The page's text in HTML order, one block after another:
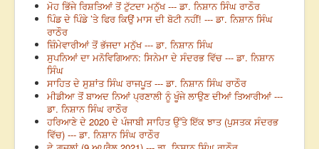
ਮੋਹ ਭਿੱਜੇ ਰਿਸ਼ਤਿਆਂ ਤੋਂ ਟੁੱਟਦਾ ਮਨੁੱਖ --- ਡਾ. ਨਿਸ਼ਾਨ ਸਿੰਘ ਰਾਠੌਰ
ਪਿੰਡ ਦੇ ਪਿੰਡੇ ’ਤੇ ਫਿਰ ਕਿਉਂ ਮਾਸ ਦੀ ਬੋਟੀ ਨਹੀਂ! --- ਡਾ. ਨਿਸ਼ਾਨ ਸਿੰਘ
ਰਾਠੌਰ
ਜ਼ਿੰਮੇਵਾਰੀਆਂ ਤੋਂ ਭੱਜਦਾ ਮਨੁੱਖ --- ਡਾ. ਨਿਸ਼ਾਨ ਸਿੰਘ
ਸੁਪਨਿਆਂ ਦਾ ਮਨੋਵਿਗਿਆਨ: ਸਿਨੇਮਾ ਦੇ ਸੰਦਰਭ ਵਿੱਚ --- ਡਾ. ਨਿਸ਼ਾਨ
ਸਿੰਘ
ਸਾਹਿਤ ਦੇ ਸੁਸ਼ਾਂਤ ਸਿੰਘ ਰਾਜਪੂਤ --- ਡਾ. ਨਿਸ਼ਾਨ ਸਿੰਘ ਰਾਠੌਰ
ਮੀਡੀਆ ਤੋਂ ਬਾਅਦ ਨਿਆਂ ਪ੍ਰਣਾਲੀ ਨੂੰ ਖੂੰਜੇ ਲਾਉਣ ਦੀਆਂ ਤਿਆਰੀਆਂ ---
ਡਾ. ਨਿਸ਼ਾਨ ਸਿੰਘ ਰਾਠੌਰ
ਹਰਿਆਣੇ ਦੇ 2020 ਦੇ ਪੰਜਾਬੀ ਸਾਹਿਤ ਉੱਤੇ ਇੱਕ ਝਾਤ (ਪੁਸਤਕ ਸੰਦਰਭ
ਵਿੱਚ) --- ਡਾ. ਨਿਸ਼ਾਨ ਸਿੰਘ ਰਾਠੌਰ